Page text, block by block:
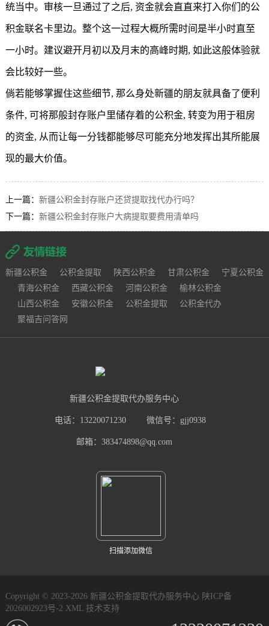
统当中。审核一旦通过了之后, 资金就会直直来打入你们的公
积金联名卡里边。整个这一过程大概所需时间是半小时直至
一小时。建议避开月初以及月末的高峰时期, 如此这般体验就
会比较好一些。
倘若能够掌握住这些细节, 那么身处新疆的朋友就具备了便利
条件, 可将那般封存账户里储存着的公积金, 转变为用于租房
的资金, 从而让每一分钱都能够尽可能充分地发挥出其所能展
现的最大价值。
上一篇： 新疆公积金封存账户还贷提取找代办行吗？
下一篇： 新疆公积金封存账户大病提取要费用清单吗
新疆公积金 公积金提取 陕西公积金 甘肃公积金
宁夏公积金
青海公积金
西藏公积金 河南公积金
榆林公积金
山西公积金
安徽公积金 公积金提取
公积金代办
聚福吉问答网
新疆公积金提取代办服务中心
电话：13220071230 微信号：gjj0938
邮箱：383474898@qq.com
扫描添加微信
Copyright © 2023-2026 新疆公积金提取代办服务中心 陕ICP备
2026002923号-2 XML 技术支持